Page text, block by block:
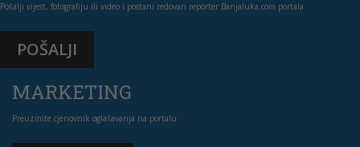
Pošalji vijest, fotografiju ili video i postani redovan reporter Banjaluka.com portala
POŠALJI
MARKETING
Preuzmite cjenovnik oglašavanja na portalu